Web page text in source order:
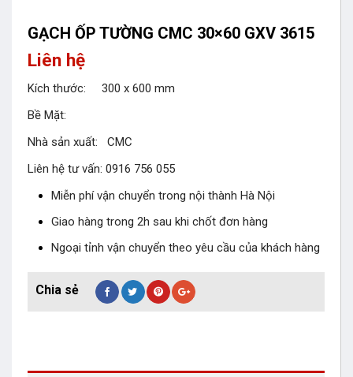
GẠCH ỐP TƯỜNG CMC 30×60 GXV 3615
Liên hệ
Kích thước: 300 x 600 mm
Bề Mặt:
Nhà sản xuất: CMC
Liên hệ tư vấn: 0916 756 055
Miễn phí vận chuyển trong nội thành Hà Nội
Giao hàng trong 2h sau khi chốt đơn hàng
Ngoại tỉnh vận chuyển theo yêu cầu của khách hàng